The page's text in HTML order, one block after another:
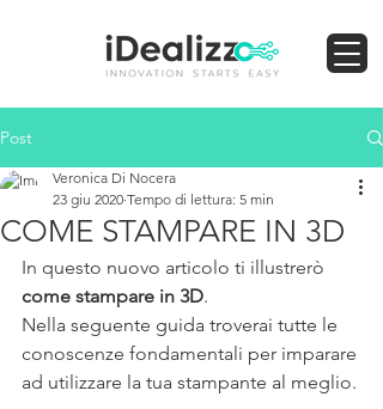
Post
COME STAMPARE IN 3D
Veronica Di Nocera
23 giu 2020 Tempo di lettura: 5 min
In questo nuovo articolo ti illustrerò
come stampare in 3D.
Nella seguente guida troverai tutte le
conoscenze fondamentali per imparare
ad utilizzare la tua stampante al meglio.